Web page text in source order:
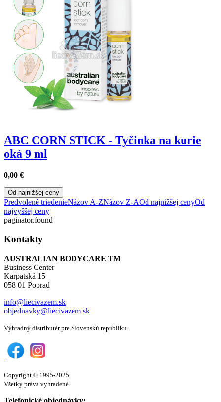
ABC CORN STICK - Tyčinka na kurie
oká 9 ml
0,00 €
Od najnižšej ceny
Predvolené triedenieNázov A-ZNázov Z-AOd najnižšej cenyOd
najvyššej ceny
paginator.found
Kontakty
AUSTRALIAN BODYCARE TM
Business Center
Karpatská 15
058 01 Poprad
info@liecivazem.sk
objednavky@liecivazem.sk
Výhradný distributér pre Slovenskú republiku.
Copyright © 1995-2025
Všetky práva vyhradené.
Telefonické objednávky: